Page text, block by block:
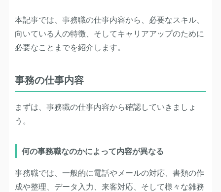
本記事では、事務職の仕事内容から、必要なスキル、
向いている人の特徴、そしてキャリアアップのために
必要なことまでを紹介します。
事務の仕事内容
まずは、事務職の仕事内容から確認していきましょ
う。
何の事務職なのかによって内容が異なる
事務職では、一般的に電話やメールの対応、書類の作
成や整理、データ入力、来客対応、そして様々な雑務